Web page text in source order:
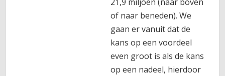
of naar beneden). We
gaan er vanuit dat de
kans op een voordeel
even groot is als de kans
op een nadeel, hierdoor